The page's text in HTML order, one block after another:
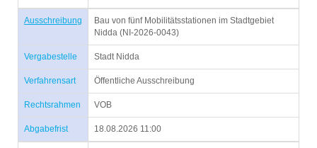
Ausschreibung
Bau von fünf Mobilitätsstationen im Stadtgebiet
Nidda (NI-2026-0043)
Vergabestelle Stadt Nidda
Verfahrensart Öffentliche Ausschreibung
Rechtsrahmen VOB
Abgabefrist 18.08.2026 11:00